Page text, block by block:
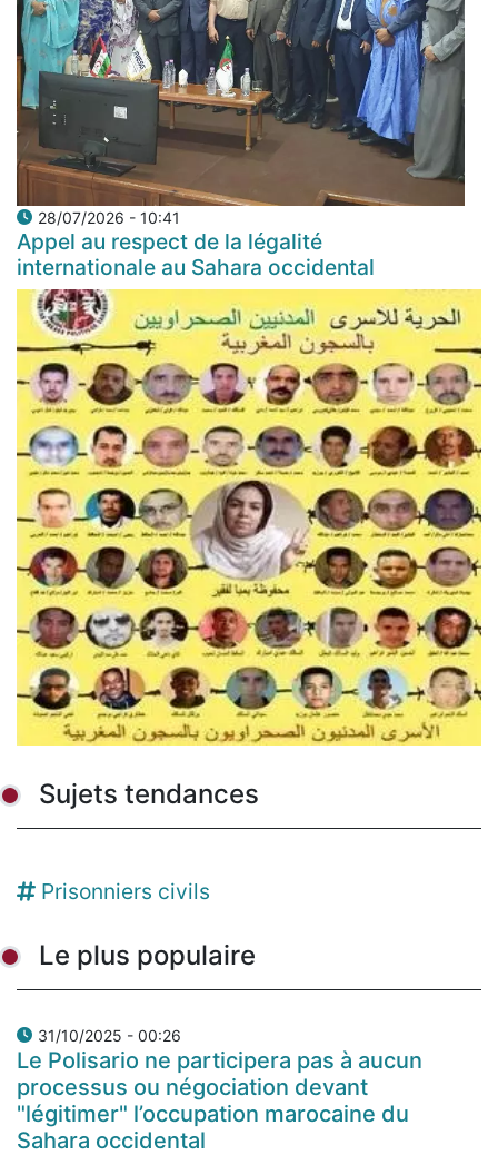
28/07/2026 - 10:41
Appel au respect de la légalité
internationale au Sahara occidental
Sujets tendances
Prisonniers civils
Le plus populaire
31/10/2025 - 00:26
Le Polisario ne participera pas à aucun
processus ou négociation devant
"légitimer" l’occupation marocaine du
Sahara occidental